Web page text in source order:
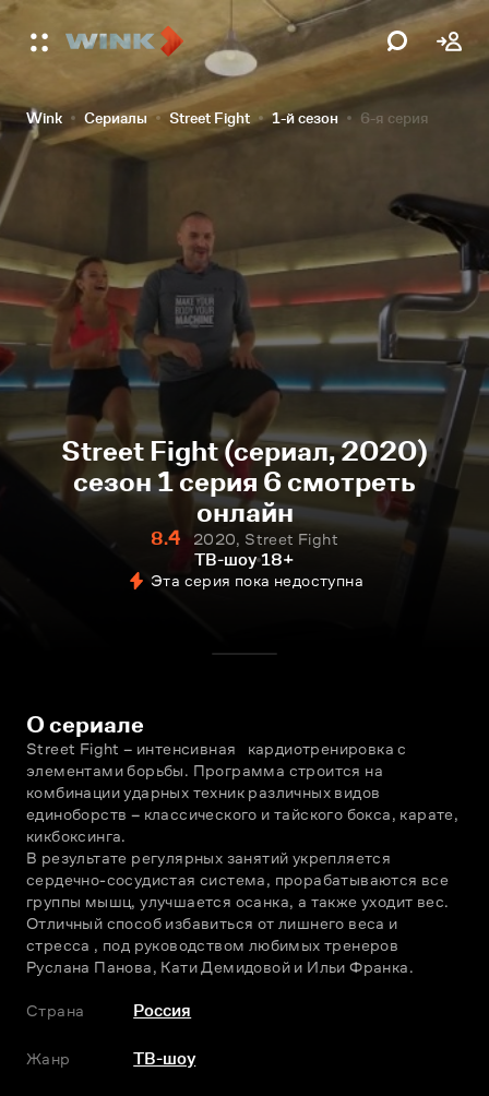
Wink Сериалы Street Fight 1-й сезон 6-я серия
Street Fight (сериал, 2020)
сезон 1 серия 6 смотреть
онлайн
8.4
2020, Street Fight
ТВ-шоу 18+
Эта серия пока недоступна
О сериале
Street Fight – интенсивная   кардиотренировка с
элементами борьбы. Программа строится на
комбинации ударных техник различных видов
единоборств – классического и тайского бокса, карате,
кикбоксинга.
В результате регулярных занятий укрепляется
сердечно-сосудистая система, прорабатываются все
группы мышц, улучшается осанка, а также уходит вес.
Отличный способ избавиться от лишнего веса и
стресса , под руководством любимых тренеров
Руслана Панова, Кати Демидовой и Ильи Франка.
Страна Россия
Жанр ТВ-шоу